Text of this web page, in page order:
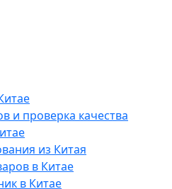
и проверка качества
из Китая
в Китае
в Китае